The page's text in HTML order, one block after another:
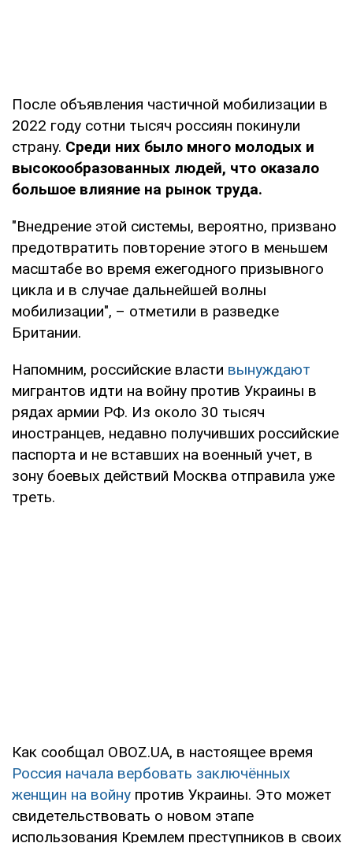
После объявления частичной мобилизации в
2022 году сотни тысяч россиян покинули
страну. Среди них было много молодых и
высокообразованных людей, что оказало
большое влияние на рынок труда.
"Внедрение этой системы, вероятно, призвано
предотвратить повторение этого в меньшем
масштабе во время ежегодного призывного
цикла и в случае дальнейшей волны
мобилизации", – отметили в разведке
Британии.
Напомним, российские власти вынуждают
мигрантов идти на войну против Украины в
рядах армии РФ. Из около 30 тысяч
иностранцев, недавно получивших российские
паспорта и не вставших на военный учет, в
зону боевых действий Москва отправила уже
треть.
Как сообщал OBOZ.UA, в настоящее время
Россия начала вербовать заключённых
женщин на войну против Украины. Это может
свидетельствовать о новом этапе
использования Кремлем преступников в своих